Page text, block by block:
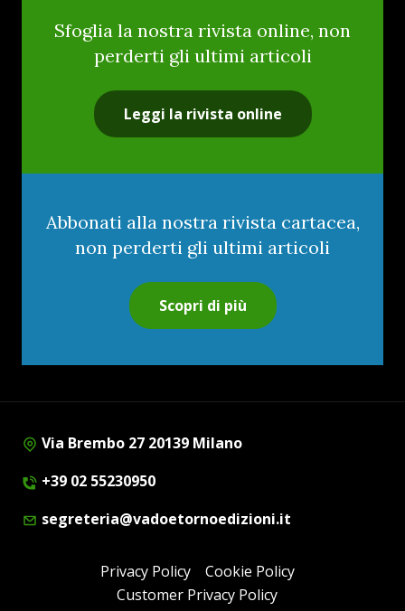
Sfoglia la nostra rivista online, non
perderti gli ultimi articoli
Leggi la rivista online
Abbonati alla nostra rivista cartacea,
non perderti gli ultimi articoli
Scopri di più
Via Brembo 27 20139 Milano
+39 02 55230950
segreteria@vadoetornoedizioni.it
Privacy Policy
Cookie Policy
Customer Privacy Policy